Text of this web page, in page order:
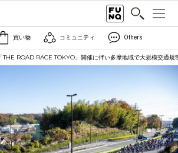
買い物 コミュニティ Others
「THE ROAD RACE TOKYO」開催に伴い多摩地域で大規模交通